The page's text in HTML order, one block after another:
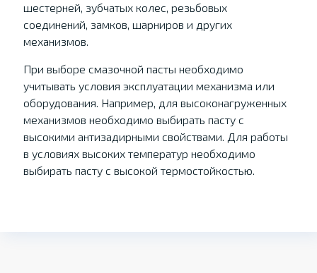
шестерней, зубчатых колес, резьбовых
соединений, замков, шарниров и других
механизмов.
При выборе смазочной пасты необходимо
учитывать условия эксплуатации механизма или
оборудования. Например, для высоконагруженных
механизмов необходимо выбирать пасту с
высокими антизадирными свойствами. Для работы
в условиях высоких температур необходимо
выбирать пасту с высокой термостойкостью.